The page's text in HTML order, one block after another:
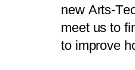
new Arts-Te
meet us to fi
to improve h